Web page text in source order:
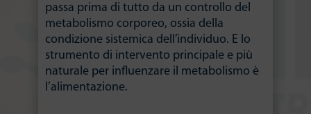
passa prima di tutto da un controllo del
metabolismo corporeo, ossia della
condizione sistemica dell’individuo. E lo
strumento di intervento principale e più
naturale per influenzare il metabolismo è
l’alimentazione.